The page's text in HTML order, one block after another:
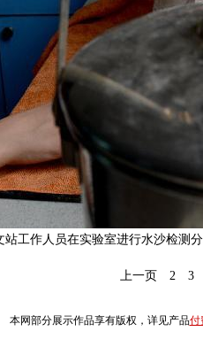
站工作人员在实验室进行水沙检测
上一页 2 3
本网部分展示作品享有版权，详见产品付